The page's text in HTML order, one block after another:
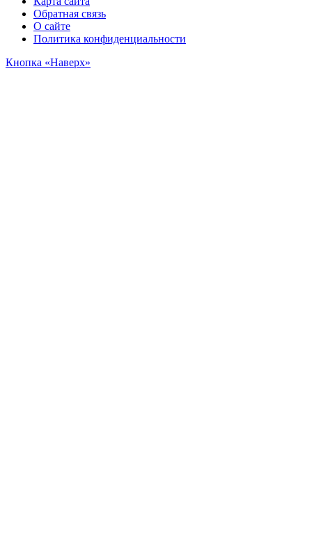
Обратная связь
О сайте
Политика конфиденциальности
Кнопка «Наверх»